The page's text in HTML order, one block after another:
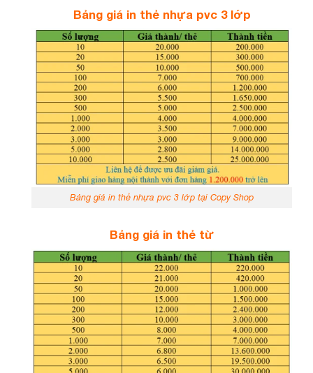
Bảng giá in thẻ nhựa pvc 3 lớp
Bảng giá in thẻ nhựa pvc 3 lớp tại Copy Shop
Bảng giá in thẻ từ